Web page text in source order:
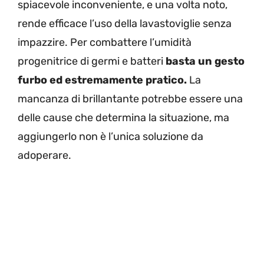
spiacevole inconveniente, e una volta noto,
rende efficace l’uso della lavastoviglie senza
impazzire. Per combattere l’umidità
progenitrice di germi e batteri basta un gesto
furbo ed estremamente pratico. La
mancanza di brillantante potrebbe essere una
delle cause che determina la situazione, ma
aggiungerlo non è l’unica soluzione da
adoperare.